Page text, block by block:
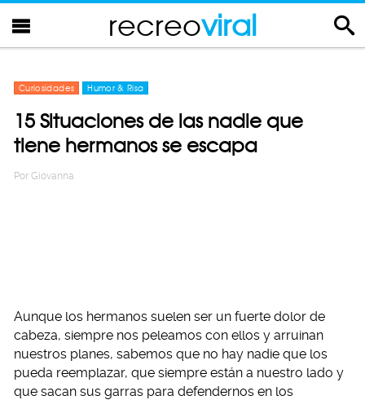
recreoviral
Curiosidades Humor & Risa
15 Situaciones de las nadie que
tiene hermanos se escapa
Por Giovanna
Aunque los hermanos suelen ser un fuerte dolor de
cabeza, siempre nos peleamos con ellos y arruinan
nuestros planes, sabemos que no hay nadie que los
pueda reemplazar, que siempre están a nuestro lado y
que sacan sus garras para defendernos en los